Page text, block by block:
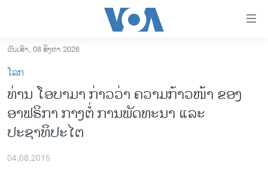
ເຂົ້າ
ຫາ
ຂ້າມ
ຂ້າມ
ຂ້າມ
ໄປ
ຫາ
ຊອກ
ລາວ
ອາເມຣິກາ
ການເລືອກຕັ້ງ ປະທານາທີບໍດີ ສະຫະລັດ 2024
ວັນເສົາ, 08 ສິງຫາ 2026
ໂລກ
ທ່ານ ໂອບາມາ ກ່າວວ່າ ຄວາມກ້າວໜ້າ ຂອງ
ອາຟຣິກາ ກາງຕໍ່ ການພັດທະນາ ແລະ
ປະຊາທິປະໄຕ
04,08,2015